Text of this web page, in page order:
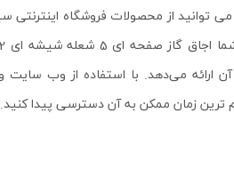
توانید از محصولات فروشگاه اینترنتی
ترین زمان ممکن به آن دسترسی پیدا کنید.